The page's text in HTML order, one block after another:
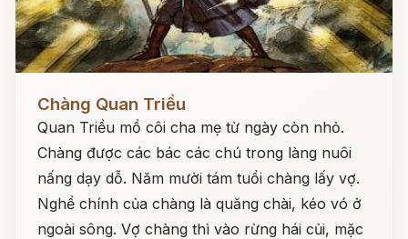
Chàng Quan Triều
Quan Triều mồ côi cha mẹ từ ngày còn nhỏ.
Chàng được các bác các chú trong làng nuôi
nấng dạy dỗ. Năm mười tám tuổi chàng lấy vợ.
Nghề chính của chàng là quăng chài, kéo vó ở
ngoài sông. Vợ chàng thì vào rừng hái củi, mặc